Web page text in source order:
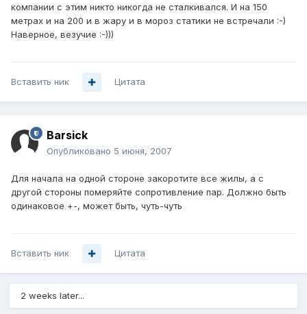
компании с этим никто никогда не сталкивался. И на 150
метрах и на 200 и в жару и в мороз статики не встречали :-)
Наверное, везучие :-)))
Вставить ник Цитата
Barsick
Опубликовано 5 июня, 2007
Для начала на одной стороне закоротите все жилы, а с
другой стороны померяйте сопротивление пар. Должно быть
одинаковое +-, может быть, чуть-чуть
Вставить ник Цитата
2 weeks later...